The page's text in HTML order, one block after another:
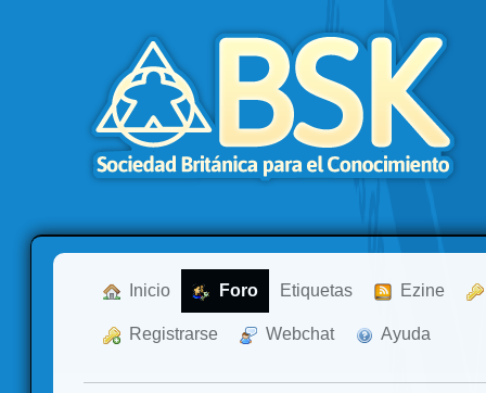
Inicio Foro Etiquetas Ezine
Registrarse Webchat Ayuda